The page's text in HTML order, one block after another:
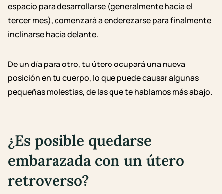
espacio para desarrollarse (generalmente hacia el
tercer mes), comenzará a enderezarse para finalmente
inclinarse hacia delante.
De un día para otro, tu útero ocupará una nueva
posición en tu cuerpo, lo que puede causar algunas
pequeñas molestias, de las que te hablamos más abajo.
¿Es posible quedarse
embarazada con un útero
retroverso?